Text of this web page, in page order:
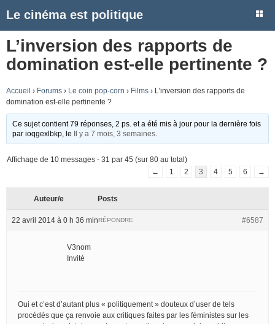
Le cinéma est politique
L’inversion des rapports de
domination est-elle pertinente ?
Accueil › Forums › Le coin pop-corn › Films › L’inversion des rapports de
domination est-elle pertinente ?
Ce sujet contient 79 réponses, 2 ps. et a été mis à jour pour la dernière fois
parioqgexlbkp , le Il y a 7 mois, 3 semaines
Affichage de 10 messages - 31 par 45 (sur 80 au total)
←
1 2 3 4 5 6 →
Auteur/e Posts
22 avril 2014 à 0 h 36 min #6587
RÉPONDRE
V3nom
Invité
Oui et c’est d’autant plus « politiquement » douteux d’user de tels
procédés que ça renvoie aux critiques faites par les féministes sur les